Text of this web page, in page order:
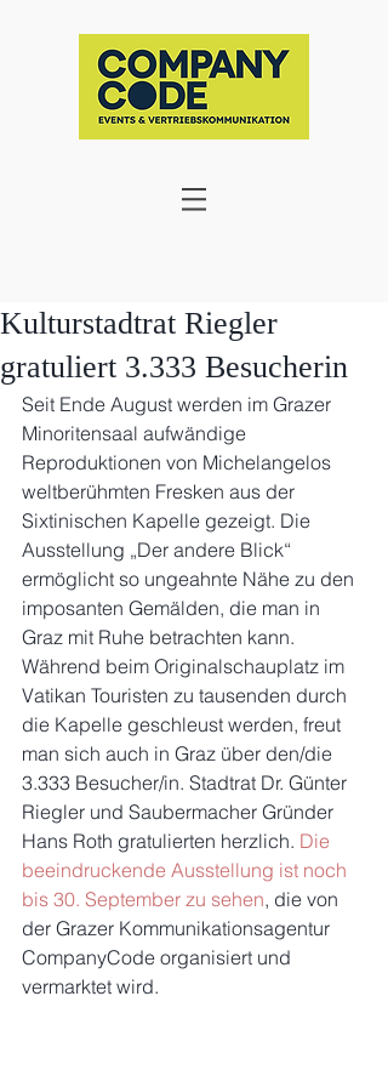
Kulturstadtrat Riegler
gratuliert 3.333 Besucherin
Seit Ende August werden im Grazer
Minoritensaal aufwändige
Reproduktionen von Michelangelos
weltberühmten Fresken aus der
Sixtinischen Kapelle gezeigt. Die
Ausstellung „Der andere Blick“
ermöglicht so ungeahnte Nähe zu den
imposanten Gemälden, die man in
Graz mit Ruhe betrachten kann.
Während beim Originalschauplatz im
Vatikan Touristen zu tausenden durch
die Kapelle geschleust werden, freut
man sich auch in Graz über den/die
3.333 Besucher/in. Stadtrat Dr. Günter
Riegler und Saubermacher Gründer
Hans Roth gratulierten herzlich. Die
beeindruckende Ausstellung ist noch
bis 30. September zu sehen, die von
der Grazer Kommunikationsagentur
CompanyCode organisiert und
vermarktet wird.